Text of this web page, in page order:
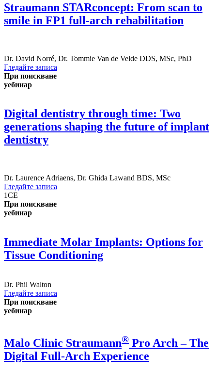
Straumann STARconcept: From scan to
smile in FP1 full-arch rehabilitation
Dr. David Norré, Dr. Tommie Van de Velde DDS, MSc, PhD
Гледайте записа
При поискване
уебинар
Digital dentistry through time: Two
generations shaping the future of implant
dentistry
Dr. Laurence Adriaens, Dr. Ghida Lawand BDS, MSc
Гледайте записа
1CE
При поискване
уебинар
Immediate Molar Implants: Options for
Tissue Conditioning
Dr. Phil Walton
Гледайте записа
При поискване
уебинар
Malo Clinic Straumann® Pro Arch – The
Digital Full-Arch Experience